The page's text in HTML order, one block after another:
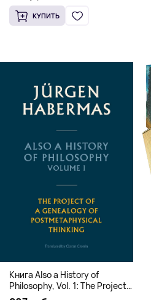
Knowledge (Твердый
переплет)
КУПИТЬ
Книга Also a History of
Philosophy, Vol. 1: The Project
of a Genealogy of